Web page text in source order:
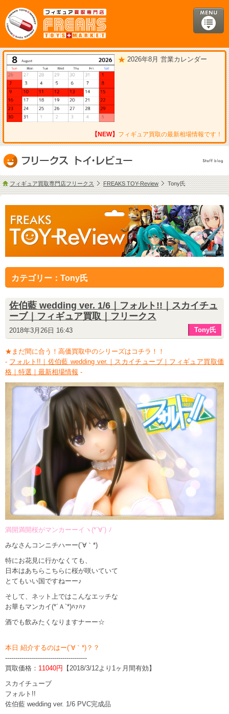
2026年8月 営業カレンダー
【NEW】 フィギュア買取の最新相場情報です！
フィギュア買取専門店フリークス FREAKS TOY-Review Tony氏
カテゴリー：Tony氏
佐伯藍 wedding ver. 1/6｜フォルト!!｜スカイチュ
ーブ｜フィギュア買取｜フリークス
2018年3月26日 16:43 Tony氏
★まだ間に合う！高価買取中のシリーズはコチラ！！
- フォルト!!｜佐伯藍 wedding ver.｜スカイチューブ｜フィギュア買取価
格｜特選｜最新相場情報 -
満開満開桜がマンカーーイヽ(*´∀`) ﾉ
みなさんコンニチハーー(´∀｀*)
特にお花見に行かなくても、
日本はあちらこちらに桜が咲いていて
とてもいい国ですねーー♪
そして、ネット上ではこんなエッチな
お華もマンカイ(*´Ａ`*)ﾊｧﾊｧ
酒でも飲みたくなりますナーー☆
本日 紹介するのはー(´∀｀*)？？
----------------------------------------
買取価格： 11040円
【2018/3/12より1ヶ月間有効】
スカイチューブ
フォルト!!
佐伯藍 wedding ver. 1/6 PVC完成品